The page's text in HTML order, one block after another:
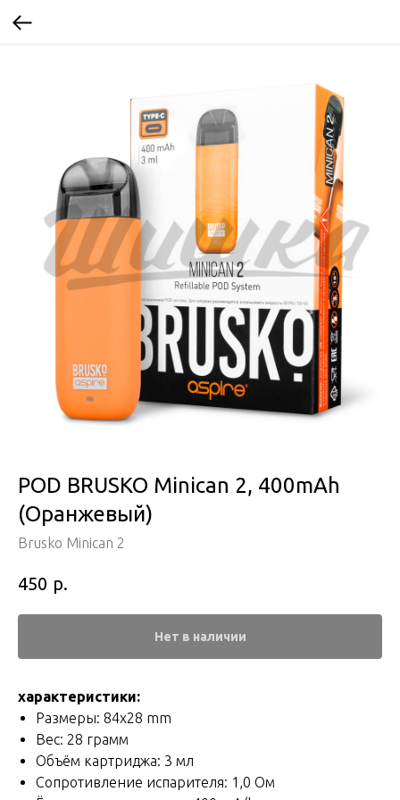
POD BRUSKO Minican 2, 400mAh
(Оранжевый)
Brusko Minican 2
450 р.
Нет в наличии
характеристики:
Размеры: 84x28 mm
Вес: 28 грамм
Объём картриджа: 3 мл
Сопротивление испарителя: 1,0 Ом